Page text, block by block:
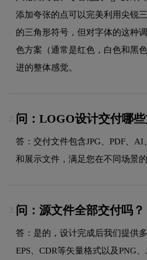
添加夸张的点可以完美利用尖锐
的三角形符号，但对字体的这种
色方案（通常是红色，白色和黑
进的整体感觉。
2. 问：LOGO设计交付哪些
答：交付文件包含JPG、PDF、
和展示文件，满足您在不同场景的
3. 问：源文件全部交付吗？
答：是的，设计完成后我们提供
EPS、CDR等矢量格式以及PNG